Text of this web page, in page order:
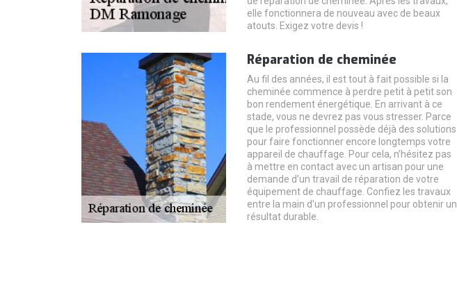
elle fonctionnera de nouveau avec de beaux
atouts. Exigez votre devis !
Réparation de cheminée
Au fil des années, il est tout à fait possible si la
cheminée commence à perdre petit à petit son
bon rendement énergétique. En arrivant à ce
stade, vous ne devrez pas vous stresser. Parce
que le professionnel possède déjà des solutions
pour faire fonctionner encore longtemps votre
appareil de chauffage. Pour cela, n’hésitez pas
à mettre en contact avec un artisan pour une
demande d’un travail de réparation de votre
équipement de chauffage. Confiez les travaux
entre la main d’un professionnel pour obtenir un
résultat durable.